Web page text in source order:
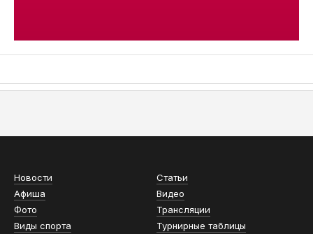
Новости
Статьи
Афиша
Видео
Фото
Трансляции
Виды спорта
Турнирные таблицы